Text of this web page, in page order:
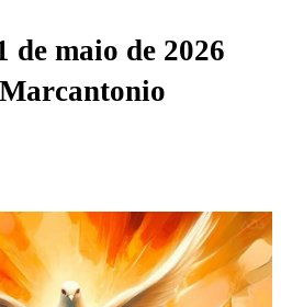
de maio de 2026